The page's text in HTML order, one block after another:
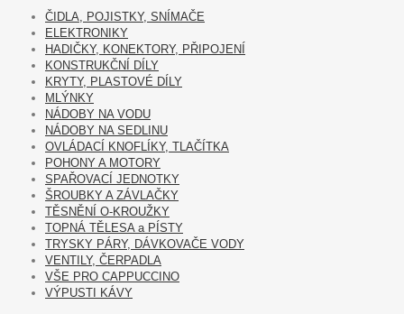
ČIDLA, POJISTKY, SNÍMAČE
ELEKTRONIKY
HADIČKY, KONEKTORY, PŘIPOJENÍ
KONSTRUKČNÍ DÍLY
KRYTY, PLASTOVÉ DÍLY
MLÝNKY
NÁDOBY NA VODU
NÁDOBY NA SEDLINU
OVLÁDACÍ KNOFLÍKY, TLAČÍTKA
POHONY A MOTORY
SPAŘOVACÍ JEDNOTKY
ŠROUBKY A ZÁVLAČKY
TĚSNĚNÍ O-KROUŽKY
TOPNÁ TĚLESA a PÍSTY
TRYSKY PÁRY, DÁVKOVAČE VODY
VENTILY, ČERPADLA
VŠE PRO CAPPUCCINO
VÝPUSTI KÁVY